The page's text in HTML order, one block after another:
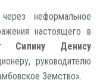
неформальное
настоящего в
Силину Денису
руководителю
Земство».